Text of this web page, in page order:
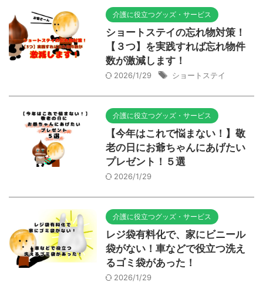
介護に役立つグッズ・サービス
ショートステイの忘れ物対策！
【３つ】を実践すれば忘れ物件
数が激減します！
2026/1/29 ショートステイ
介護に役立つグッズ・サービス
【今年はこれで悩まない！】敬
老の日にお爺ちゃんにあげたい
プレゼント！５選
2026/1/29
介護に役立つグッズ・サービス
レジ袋有料化で、家にビニール
袋がない！車などで役立つ洗え
るゴミ袋があった！
2026/1/29